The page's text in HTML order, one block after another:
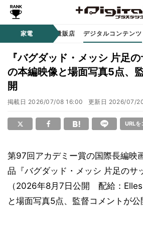
家電
生活家電 家電量販店 デジタルコンテンツ
『バグダッド・メッシ 片足の
の本編映像と場面写真5点、
開
掲載日 2026/07/08 16:00 更新日 2026/07/
URLを
第97回アカデミー賞の国際⻑編映
品『バグダッド・メッシ 片足のサ
（2026年8月7日公開 配給：
と場面写真5点、監督コメントが公